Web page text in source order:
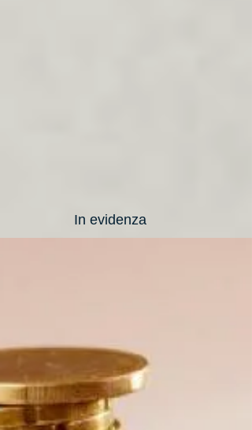
In evidenza